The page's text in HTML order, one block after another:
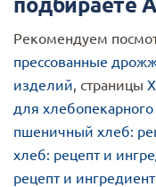
Рекомендуем
прессованные
изделий, страницы
для
пшеничный хлеб:
хлеб: рецепт и
рецепт и